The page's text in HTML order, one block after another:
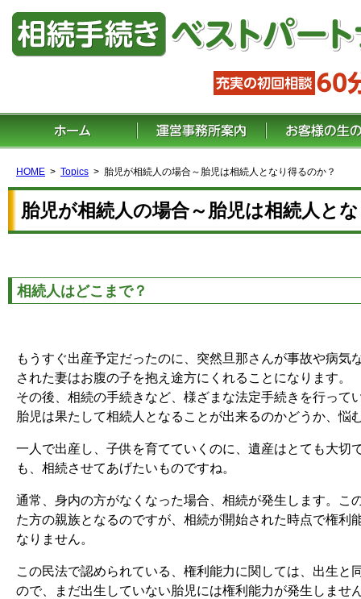
HOME Topics 胎児が相続人の場合～胎児は相続人となり得るのか？
胎児が相続人の場合～胎児は相続人と
相続人はどこまで？
もうすぐ出産予定だったのに、突然旦那さんが事故や病気
された妻はお腹の子を抱え途方にくれることになります。
その後、相続の手続きなど、様ざまな法定手続きを行って
胎児は果たして相続人となることが出来るのかどうか、悩
一人で出産し、子供を育てていくのに、遺産はとても大切
も、相続させてあげたいものですね。
通常、身内の方がなくなった場合、相続が発生します。こ
た方の親族となるのですが、相続が開始された時点で権利
なりません。
この民法で認められている、権利能力に関しては、出生と
ので、まだ出生していない胎児には権利能力が発生しませ